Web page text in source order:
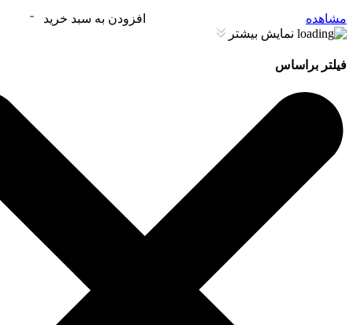
مشاهده
افزودن به سبد خرید
نمایش بیشتر
فیلتر براساس